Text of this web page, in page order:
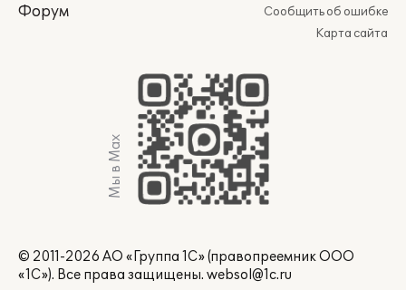
Форум
Сообщить об ошибке
Карта сайта
Мы в Max
© 2011-2026 АО «Группа 1С» (правопреемник ООО
«1С»). Все права защищены. websol@1c.ru